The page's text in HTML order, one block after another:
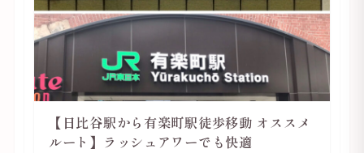
【日比谷駅から有楽町駅徒歩移動 オススメ
ルート】ラッシュアワーでも快適